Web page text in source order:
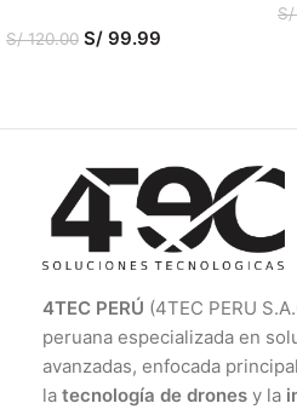
S/120.00 S/ 99.99
S/
4TEC PERÚ (4TEC PERU
peruana especializada en
avanzadas, enfocada
la tecnología de drones y la